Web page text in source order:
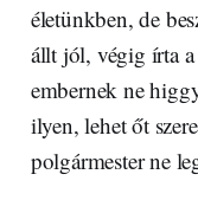
életünkben, de
állt jól, végig írta
embernek ne
ilyen, lehet őt
polgármester ne